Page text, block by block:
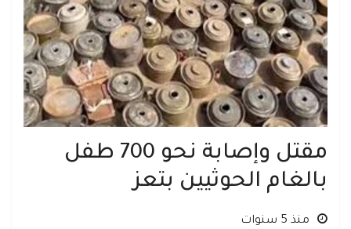
مقتل وإصابة نحو 700 طفل
بالغام الحوثيين بتعز
منذ 5 سنوات